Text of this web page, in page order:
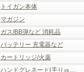
トイガン本体
マガジン
ガス/BB弾など 消耗品
バッテリー 充電器など
カートリッジ/火薬
ハンドグレネード(手りゅ…